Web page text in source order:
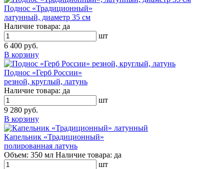
Поднос «Традиционный»
латунный, диаметр 35 см
Наличие товара: да
шт
6 400 руб.
В корзину
Поднос «Герб России»
резной, круглый, латунь
Наличие товара: да
шт
9 280 руб.
В корзину
Капельник «Традиционный»
полированная латунь
Объем: 350 мл Наличие товара: да
шт